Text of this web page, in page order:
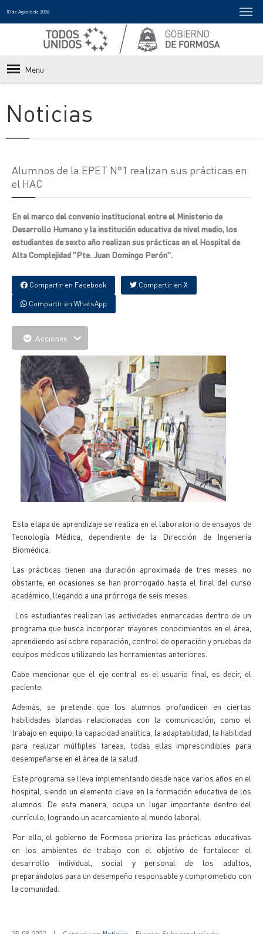
10 de Agosto de 2026
Menu
Noticias
Alumnos de la EPET N°1 realizan sus prácticas en
el HAC
En el marco del convenio institucional entre el Ministerio de
Desarrollo Humano y la institución educativa de nivel medio, los
estudiantes de sexto año realizan sus prácticas en el Hospital de
Alta Complejidad "Pte. Juan Domingo Perón".
Compartir en Facebook Compartir en X
Compartir en WhatsApp
Acciones
Esta etapa de aprendizaje se realiza en el laboratorio de ensayos de
Tecnología Médica, dependiente de la Dirección de Ingeniería
Biomédica.
Las prácticas tienen una duración aproximada de tres meses, no
obstante, en ocasiones se han prorrogado hasta el final del curso
académico, llegando a una prórroga de seis meses.
Los estudiantes realizan las actividades enmarcadas dentro de un
programa que busca incorporar mayores conocimientos en el área,
aprendiendo así sobre reparación, control de operación y pruebas de
equipos médicos utilizando las herramientas anteriores.
Cabe mencionar que el eje central es el usuario final, es decir, el
paciente.
Además, se pretende que los alumnos profundicen en ciertas
habilidades blandas relacionadas con la comunicación, como el
trabajo en equipo, la capacidad analítica, la adaptabilidad, la habilidad
para realizar múltiples tareas, todas ellas imprescindibles para
desempeñarse en el área de la salud.
Este programa se lleva implementando desde hace varios años en el
hospital, siendo un elemento clave en la formación educativa de los
alumnos. De esta manera, ocupa un lugar importante dentro del
currículo, logrando un acercamiento al mundo laboral.
Por ello, el gobierno de Formosa prioriza las prácticas educativas
en los ambientes de trabajo con el objetivo de fortalecer el
desarrollo individual, social y personal de los adultos,
preparándolos para un desempeño responsable y comprometido con
la comunidad.